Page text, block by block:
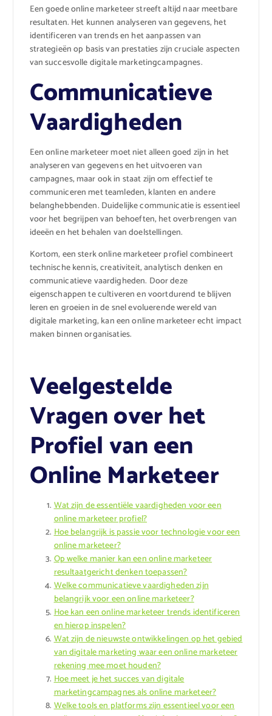
Een goede online marketeer streeft altijd naar meetbare
resultaten. Het kunnen analyseren van gegevens, het
identificeren van trends en het aanpassen van
strategieën op basis van prestaties zijn cruciale aspecten
van succesvolle digitale marketingcampagnes.
Communicatieve
Vaardigheden
Een online marketeer moet niet alleen goed zijn in het
analyseren van gegevens en het uitvoeren van
campagnes, maar ook in staat zijn om effectief te
communiceren met teamleden, klanten en andere
belanghebbenden. Duidelijke communicatie is essentieel
voor het begrijpen van behoeften, het overbrengen van
ideeën en het behalen van doelstellingen.
Kortom, een sterk online marketeer profiel combineert
technische kennis, creativiteit, analytisch denken en
communicatieve vaardigheden. Door deze
eigenschappen te cultiveren en voortdurend te blijven
leren en groeien in de snel evoluerende wereld van
digitale marketing, kan een online marketeer echt impact
maken binnen organisaties.
Veelgestelde
Vragen over het
Profiel van een
Online Marketeer
Wat zijn de essentiële vaardigheden voor een
online marketeer profiel?
Hoe belangrijk is passie voor technologie voor een
online marketeer?
Op welke manier kan een online marketeer
resultaatgericht denken toepassen?
Welke communicatieve vaardigheden zijn
belangrijk voor een online marketeer?
Hoe kan een online marketeer trends identificeren
en hierop inspelen?
Wat zijn de nieuwste ontwikkelingen op het gebied
van digitale marketing waar een online marketeer
rekening mee moet houden?
Hoe meet je het succes van digitale
marketingcampagnes als online marketeer?
Welke tools en platforms zijn essentieel voor een